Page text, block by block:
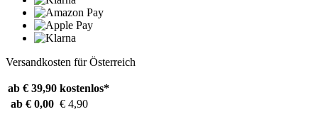
Versandkosten für Österreich
ab € 39,90 kostenlos*
ab € 0,00 € 4,90